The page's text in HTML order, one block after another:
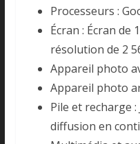
Processeurs :
Écran : Écran de
résolution de 2
Appareil photo
Appareil photo
Pile et recharge :
diffusion en